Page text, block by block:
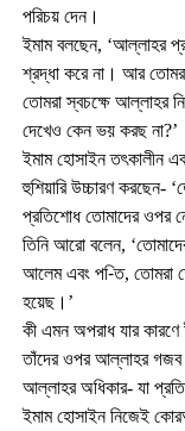
পরিচয় দেন।
ইমাম বলছেন, ‘আল্লাহর
শ্রদ্ধা করে না। আর
তোমরা স্বচক্ষে আল্লাহর
দেখেও কেন ভয় করছ না?’
ইমাম হোসাইন তৎকালীন
হুশিয়ারি উচ্চারণ করছেন-
প্রতিশোধ তোমাদের ওপর
তিনি আরো বলেন,
আলেম এবং প-িত, তোমরা
হয়েছ।’
কী এমন অপরাধ যার
তাঁদের ওপর আল্লাহর গজব
আল্লাহর অধিকার- যা
ইমাম হোসাইন নিজেই